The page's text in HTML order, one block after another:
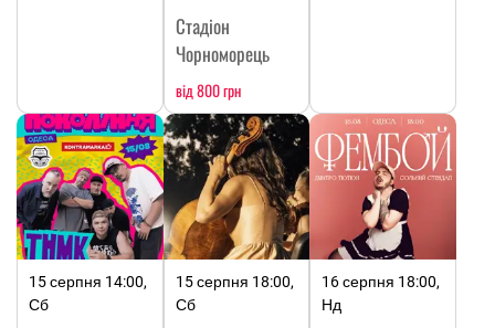
Стадіон
Чорноморець
від 800 грн
15 серпня 14:00,
Сб
15 серпня 18:00,
Сб
16 серпня 18:00,
Нд